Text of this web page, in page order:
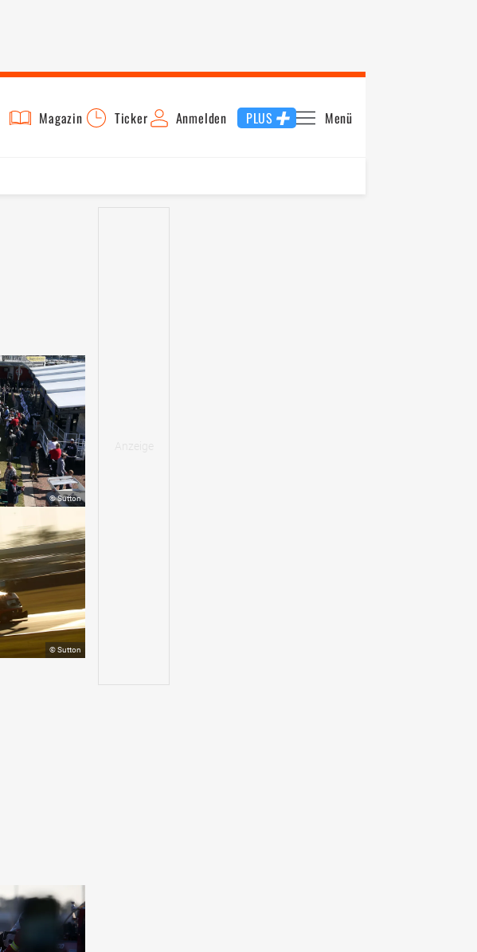
Magazin Ticker Anmelden PLUS Menü